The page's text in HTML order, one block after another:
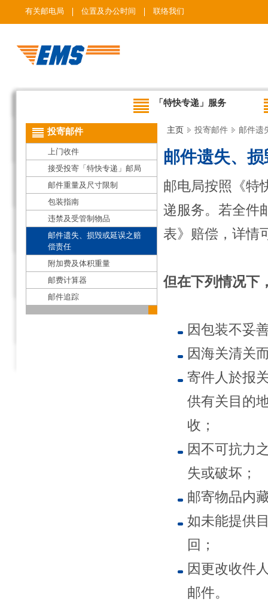
有关邮电局 位置及办公时间 联络我们
「特快专递」服务
投寄邮件
上门收件
接受投寄「特快专递」邮局
邮件重量及尺寸限制
包装指南
违禁及受管制物品
邮件遗失、损毁或延误之赔
偿责任
附加费及体积重量
邮费计算器
邮件追踪
主页 投寄邮件 邮件遗
邮件遗失、
邮电局按照《特
递服务。若全件
表》赔偿，详情
但在下列情况下
因包装不妥
因海关清关
寄件人於报
供有关目的
收；
因不可抗力
失或破坏；
邮寄物品内
如未能提供
回；
因更改收件
邮件。